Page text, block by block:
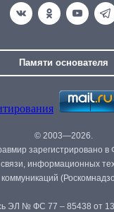
Памяти основателя
© 2003—2026.
зарегистрировано в
информационных
коммуникаций
ЭЛ № ФС 77 – 85438 от